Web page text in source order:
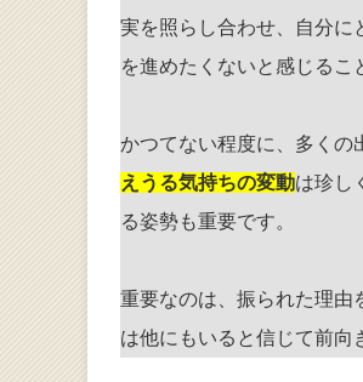
実を照らし合わせ、自分に
を進めたくないと感じるこ
かつてない程度に、多くの
えうる気持ちの変動は珍し
る姿勢も重要です。
重要なのは、振られた理由
は他にもいると信じて前向